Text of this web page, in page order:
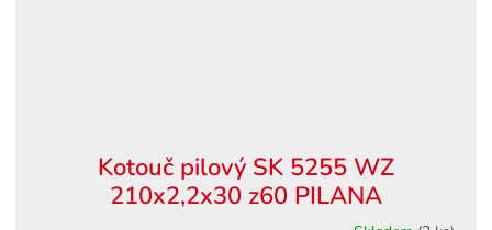
Kotouč pilový SK 5255 WZ
210x2,2x30 z60 PILANA